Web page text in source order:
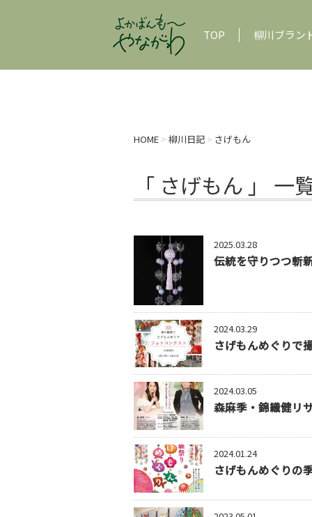
TOP 柳川ブラン
HOME > 柳川日記 > さげもん
「 さげもん 」 一
2025.03.28
伝統を守りつつ斬
2024.03.29
さげもんめぐりで
2024.03.05
森麻季・錦織健リ
2024.01.24
さげもんめぐりの